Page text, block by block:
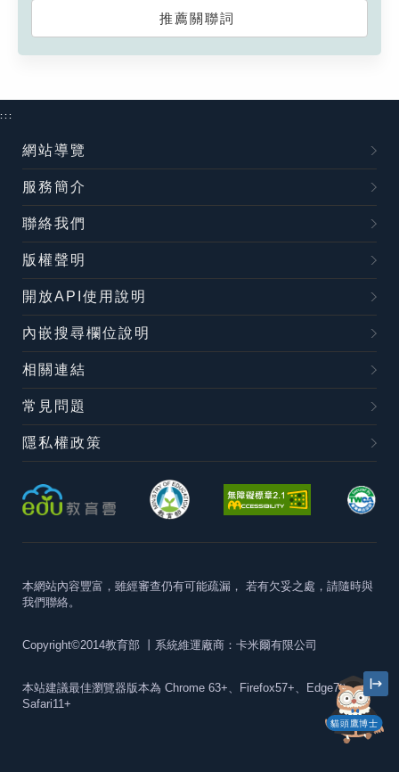
推薦關聯詞
貓頭鷹博士
:::
網站導覽
服務簡介
聯絡我們
版權聲明
開放API使用說明
內嵌搜尋欄位說明
相關連結
常見問題
隱私權政策
本網站內容豐富，雖經審查仍有可能疏漏， 若有欠妥之處，請隨時與
我們聯絡。
Copyright©2014教育部 丨系統維運廠商：卡米爾有限公司
本站建議最佳瀏覽器版本為 Chrome 63+、Firefox57+、Edge79+及
Safari11+